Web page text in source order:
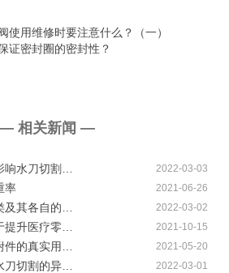
使用维修时要注意什么？（一）
证密封圈的密封性？
— 相关新闻 —
响水刀切割… 2022-03-03
率 2021-06-26
及其各自的… 2022-03-02
提升医疗零… 2021-10-15
件的真实用… 2021-05-20
刀切割的异… 2022-03-01